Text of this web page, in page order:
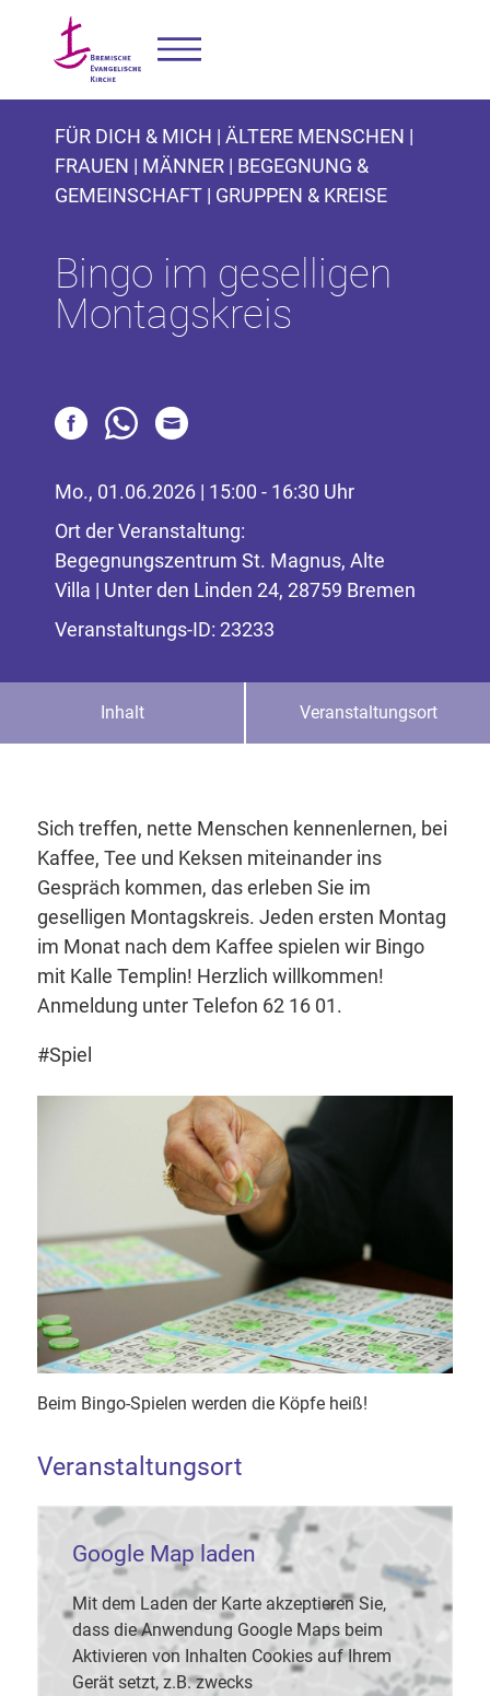
FÜR DICH & MICH | ÄLTERE MENSCHEN |
FRAUEN | MÄNNER | BEGEGNUNG &
GEMEINSCHAFT | GRUPPEN & KREISE
Bingo im geselligen
Montagskreis
Mo., 01.06.2026 | 15:00 - 16:30 Uhr
Ort der Veranstaltung:
Begegnungszentrum St. Magnus, Alte
Villa | Unter den Linden 24, 28759 Bremen
Veranstaltungs-ID: 23233
Inhalt Veranstaltungsort
Sich treffen, nette Menschen kennenlernen, bei
Kaffee, Tee und Keksen miteinander ins
Gespräch kommen, das erleben Sie im
geselligen Montagskreis. Jeden ersten Montag
im Monat nach dem Kaffee spielen wir Bingo
mit Kalle Templin! Herzlich willkommen!
Anmeldung unter Telefon 62 16 01.
#Spiel
Beim Bingo-Spielen werden die Köpfe heiß!
Veranstaltungsort
Google Map laden
Mit dem Laden der Karte akzeptieren Sie,
dass die Anwendung Google Maps beim
Aktivieren von Inhalten Cookies auf Ihrem
Gerät setzt, z.B. zwecks